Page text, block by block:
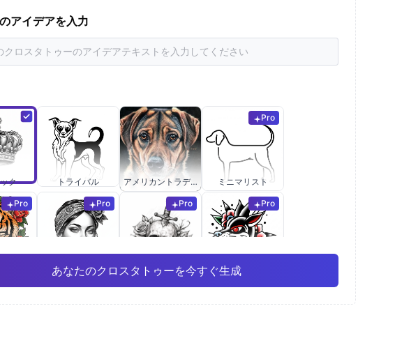
アイデアを入力
ク トライバル アメリカントラディショナル
Pro
ミニマリスト
Pro Pro
水彩
Pro
ファインライン
Pro
アニメ
あなたのクロスタトゥーを今すぐ生成